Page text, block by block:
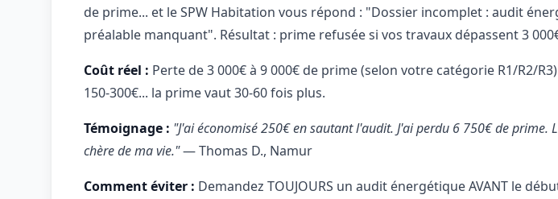
de prime... et le SPW Habitation vous répond : "Dossier incomplet : audit
préalable manquant". Résultat : prime refusée si vos travaux dépassent 3
Coût réel : Perte de 3 000€ à 9 000€ de prime (selon votre catégorie R1/R2/
150-300€... la prime vaut 30-60 fois plus.
Témoignage : "J'ai économisé 250€ en sautant l'audit. J'ai perdu 6 750€ de prime.
chère de ma vie."— Thomas D., Namur
Comment éviter : Demandez TOUJOURS un audit énergétique AVANT le